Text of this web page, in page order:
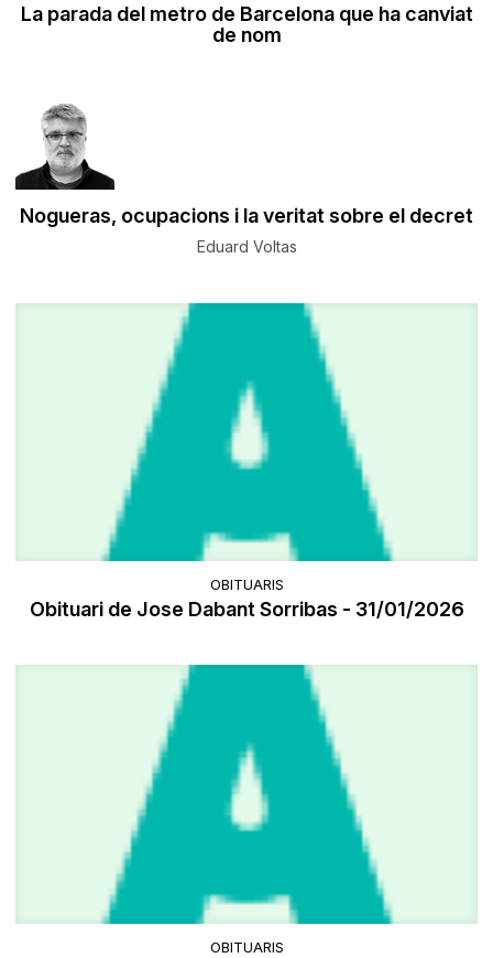
La parada del metro de Barcelona que ha canviat
de nom
Nogueras, ocupacions i la veritat sobre el decret
Eduard Voltas
OBITUARIS
Obituari de Jose Dabant Sorribas - 31/01/2026
OBITUARIS